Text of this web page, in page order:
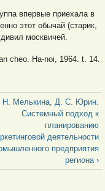
впервые приехала в
этот обычай (старик,
москвичей.
cheo. Ha-noi, 1964. t. 14.
Н. Мелькина, Д. С. Юрин.
Системный подход к
планированию
деятельности
предприятия
региона ›